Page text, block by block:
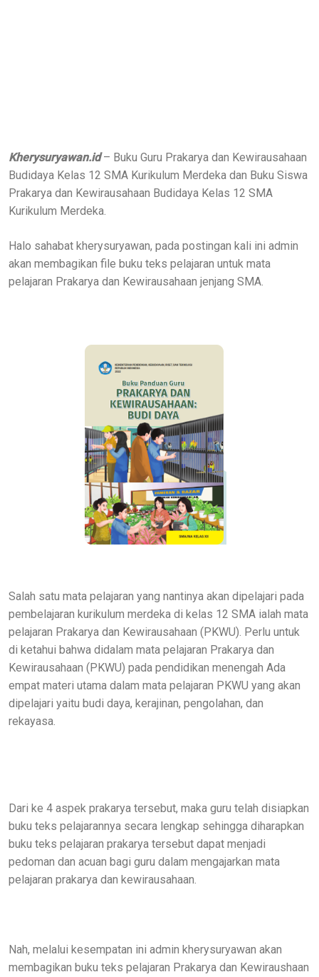
Kherysuryawan.id– Buku Guru Prakarya dan Kewirausahaan
Budidaya Kelas 12 SMA Kurikulum Merdeka dan Buku Siswa
Prakarya dan Kewirausahaan Budidaya Kelas 12 SMA
Kurikulum Merdeka.
Halo sahabat kherysuryawan, pada postingan kali ini admin
akan membagikan file buku teks pelajaran untuk mata
pelajaran Prakarya dan Kewirausahaan jenjang SMA.
Salah satu mata pelajaran yang nantinya akan dipelajari pada
pembelajaran kurikulum merdeka di kelas 12 SMA ialah mata
pelajaran Prakarya dan Kewirausahaan (PKWU). Perlu untuk
di ketahui bahwa didalam mata pelajaran Prakarya dan
Kewirausahaan (PKWU) pada pendidikan menengah Ada
empat materi utama dalam mata pelajaran PKWU yang akan
dipelajari yaitu budi daya, kerajinan, pengolahan, dan
rekayasa.
Dari ke 4 aspek prakarya tersebut, maka guru telah disiapkan
buku teks pelajarannya secara lengkap sehingga diharapkan
buku teks pelajaran prakarya tersebut dapat menjadi
pedoman dan acuan bagi guru dalam mengajarkan mata
pelajaran prakarya dan kewirausahaan.
Nah, melalui kesempatan ini admin kherysuryawan akan
membagikan buku teks pelajaran Prakarya dan Kewiraushaan